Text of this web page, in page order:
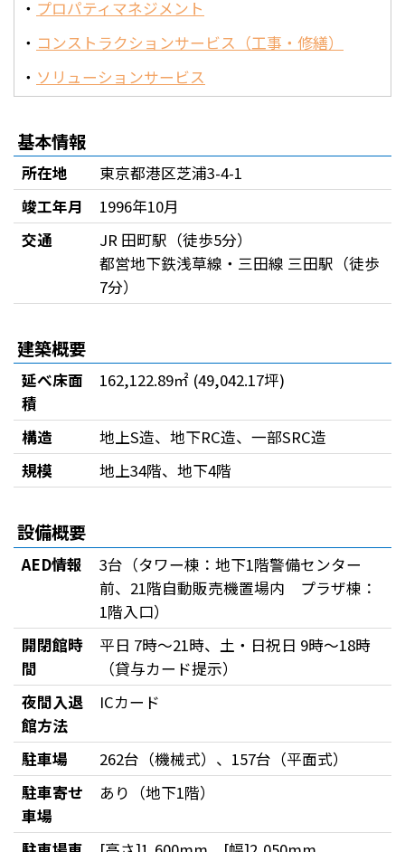
プロパティマネジメント
コンストラクションサービス（工事・修繕）
ソリューションサービス
基本情報
所在地
東京都港区芝浦3-4-1
竣工年月
1996年10月
交通
JR 田町駅（徒歩5分）
都営地下鉄浅草線・三田線 三田駅（徒歩
7分）
建築概要
延べ床面
積
162,122.89㎡ (49,042.17坪)
構造
地上S造、地下RC造、一部SRC造
規模
地上34階、地下4階
設備概要
AED情報
3台（タワー棟：地下1階警備センター
前、21階自動販売機置場内 プラザ棟：
1階入口）
開閉館時
間
平日 7時～21時、土・日祝日 9時～18時
（貸与カード提示）
夜間入退
館方法
ICカード
駐車場
262台（機械式）、157台（平面式）
駐車寄せ
車場
あり（地下1階）